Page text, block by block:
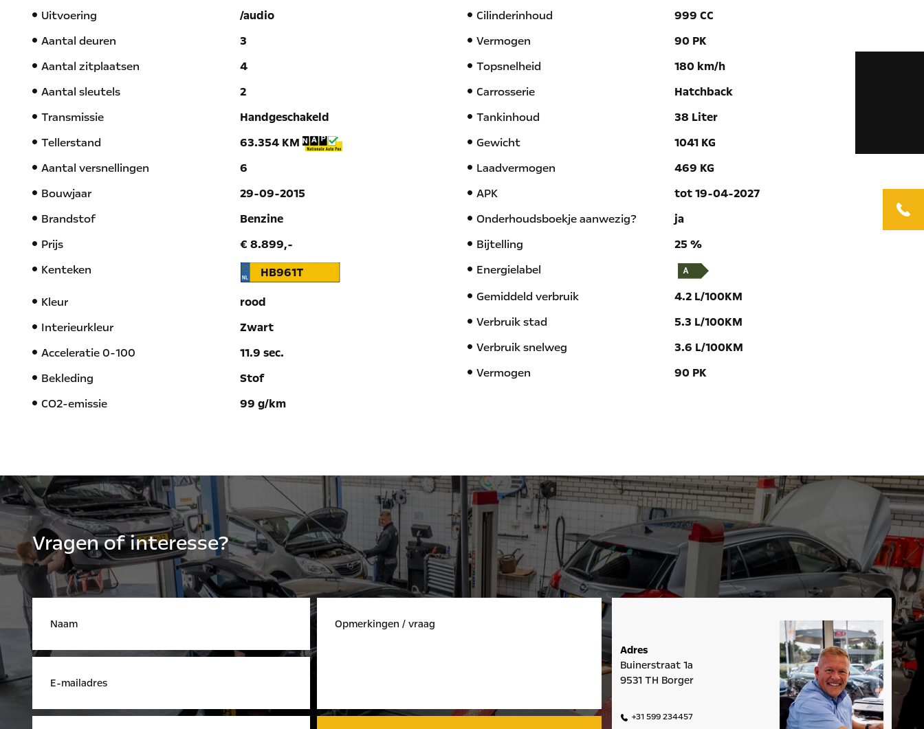
Uitvoering
/audio
Aantal deuren
3
Aantal zitplaatsen
4
Aantal sleutels
2
Transmissie
Handgeschakeld
Tellerstand
63.354 KM
Aantal versnellingen
6
Bouwjaar
29-09-2015
Brandstof
Benzine
Prijs
€ 8.899,-
Kenteken
HB961T
Kleur
rood
Interieurkleur
Zwart
Acceleratie 0-100
11.9 sec.
Bekleding
Stof
CO2-emissie
99 g/km
Cilinderinhoud
999 CC
Vermogen
90 PK
Topsnelheid
180 km/h
Carrosserie
Hatchback
Tankinhoud
38 Liter
Gewicht
1041 KG
Laadvermogen
469 KG
APK
tot 19-04-2027
Onderhoudsboekje aanwezig?
ja
Bijtelling
25 %
Energielabel
Gemiddeld verbruik
4.2 L/100KM
Verbruik stad
5.3 L/100KM
Verbruik snelweg
3.6 L/100KM
Vermogen
90 PK
Vragen of interesse?
Adres
Buinerstraat 1a
9531 TH Borger
+31 599 234457